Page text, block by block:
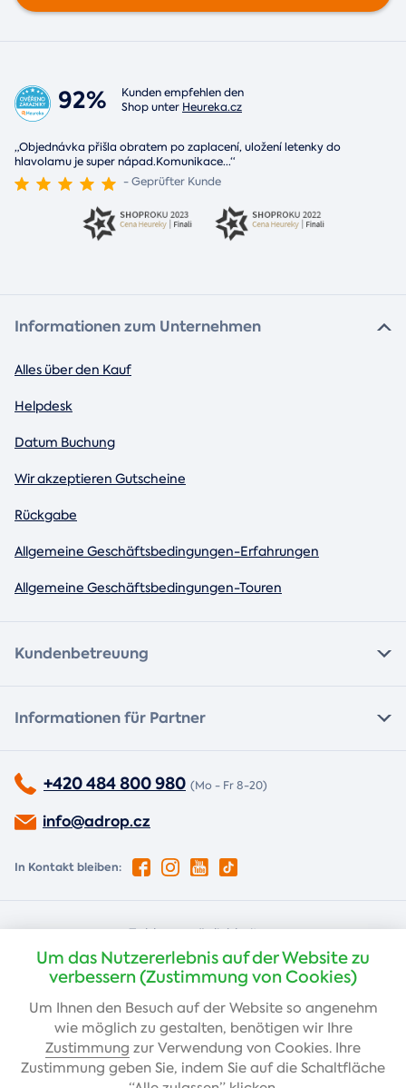
92%
Kunden empfehlen den
Shop unter Heureka.cz
„Objednávka přišla obratem po zaplacení, uložení letenky do
hlavolamu je super nápad.Komunikace...“
- Geprüfter Kunde
Informationen zum Unternehmen
Alles über den Kauf
Helpdesk
Datum Buchung
Wir akzeptieren Gutscheine
Rückgabe
Allgemeine Geschäftsbedingungen-Erfahrungen
Allgemeine Geschäftsbedingungen-Touren
Kundenbetreuung
Informationen für Partner
+420 484 800 980 (Mo - Fr 8-20)
info@adrop.cz
In Kontakt bleiben:
Zahlungsmöglichkeiten:
Nachnahme Kartenzahlung
Banküberweisung
Um das Nutzererlebnis auf der Website zu
verbessern (Zustimmung von Cookies)
Um Ihnen den Besuch auf der Website so angenehm
wie möglich zu gestalten, benötigen wir Ihre
Zustimmung zur Verwendung von Cookies. Ihre
Zustimmung geben Sie, indem Sie auf die Schaltfläche